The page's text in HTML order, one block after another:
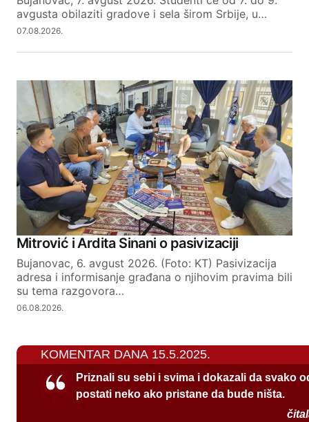
avgusta obilaziti gradove i sela širom Srbije, u…
07.08.2026.
Mitrović i Ardita Sinani o pasivizaciji
Bujanovac, 6. avgust 2026. (Foto: KT) Pasivizacija
adresa i informisanje građana o njihovim pravima bili
su tema razgovora…
06.08.2026.
KOMENTAR DANA 15.5.2025.
Priznali su sebi i svima i dokazali da svako
postati neko ako pristane da bude ništa.